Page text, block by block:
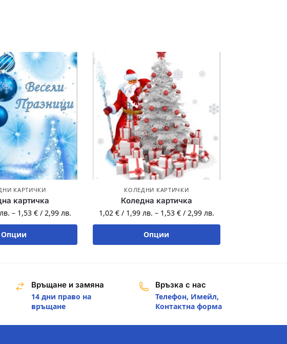
КАРТИЧКИ
картичка
лв. – 1,53€ /2,99лв.
Опции
КОЛЕДНИ КАРТИЧКИ
Коледна картичка
1,02 € / 1,99 лв. – 1,53 € / 2,99 лв.
Опции
Връщане и замяна
14 дни право на
връщане
Връзка с нас
Телефон, Имейл,
Контактна форма